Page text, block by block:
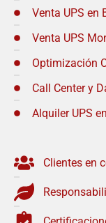
Venta UPS en
Venta UPS
Optimización
Call Center y
Alquiler UPS
Clientes en